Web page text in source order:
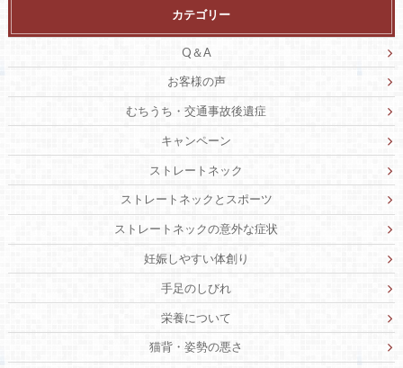
カテゴリー
Q＆A
お客様の声
むちうち・交通事故後遺症
キャンペーン
ストレートネック
ストレートネックとスポーツ
ストレートネックの意外な症状
妊娠しやすい体創り
手足のしびれ
栄養について
猫背・姿勢の悪さ